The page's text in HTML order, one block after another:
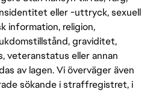
eller -uttryck, sexuell
information, religion,
graviditet,
veteranstatus eller annan
av lagen. Vi överväger även
sökande i straffregistret, i